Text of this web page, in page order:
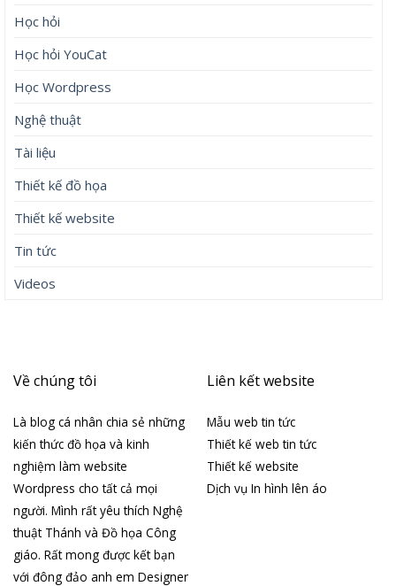
Học hỏi
Học hỏi YouCat
Học Wordpress
Nghệ thuật
Tài liệu
Thiết kế đồ họa
Thiết kế website
Tin tức
Videos
Về chúng tôi
Là blog cá nhân chia sẻ những
kiến thức đồ họa và kinh
nghiệm làm website
Wordpress cho tất cả mọi
người. Mình rất yêu thích Nghệ
thuật Thánh và Đồ họa Công
giáo. Rất mong được kết bạn
với đông đảo anh em Designer
Liên kết website
Mẫu web tin tức
Thiết kế web tin tức
Thiết kế website
Dịch vụ In hình lên áo